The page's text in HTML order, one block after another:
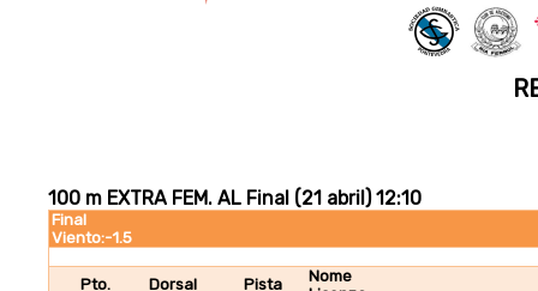
Final
Viento:-1.5
Pto. Dorsal Pista
Nome
100 m EXTRA FEM. AL Final (21 abril) 12:10